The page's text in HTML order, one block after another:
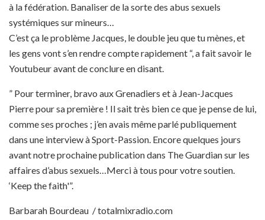
à la fédération. Banaliser de la sorte des abus sexuels
systémiques sur mineurs…
C’est ça le problème Jacques, le double jeu que tu mènes, et
les gens vont s’en rendre compte rapidement “, a fait savoir le
Youtubeur avant de conclure en disant.
” Pour terminer, bravo aux Grenadiers et à Jean-Jacques
Pierre pour sa première ! Il sait très bien ce que je pense de lui,
comme ses proches ; j’en avais même parlé publiquement
dans une interview à Sport-Passion. Encore quelques jours
avant notre prochaine publication dans The Guardian sur les
affaires d’abus sexuels…Merci à tous pour votre soutien.
‘Keep the faith'”.
Barbarah Bourdeau / totalmixradio.com